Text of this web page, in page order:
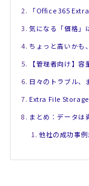
「Office 365
気になる「価格」
ちょっと高いかも
【管理者向け】
日々のトラブル、
Extra File Storage
まとめ：データは
他社の成功事